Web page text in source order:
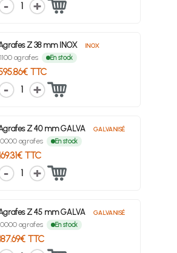
1
Z 38 mm INOX INOX
agrafes En stock
TTC
1
Z 40 mm GALVA GALVANISÉ
agrafes En stock
TTC
1
Z 45 mm GALVA GALVANISÉ
agrafes En stock
TTC